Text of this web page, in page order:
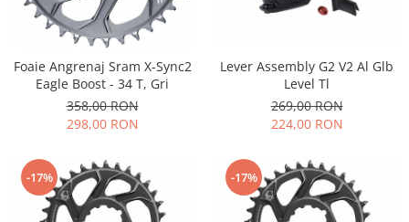
Foaie Angrenaj Sram X-Sync2
Eagle Boost - 34 T, Gri
358,00 RON
298,00 RON
Lever Assembly G2 V2 Al Glb
Level Tl
269,00 RON
224,00 RON
-17% -17%